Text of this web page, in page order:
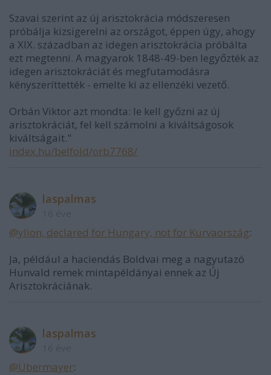
Szavai szerint az új arisztokrácia módszeresen
próbálja kizsigerelni az országot, éppen úgy, ahogy
a XIX. században az idegen arisztokrácia próbálta
ezt megtenni. A magyarok 1848-49-ben legyőzték az
idegen arisztokráciát és megfutamodásra
kényszeríttették - emelte ki az ellenzéki vezető.
Orbán Viktor azt mondta: le kell győzni az új
arisztokráciát, fel kell számolni a kiváltságosok
kiváltságait."
index.hu/belfold/orb7768/
laspalmas
@ylion, declared for Hungary, not for Kurvaország:
Ja, például a haciendás Boldvai meg a nagyutazó
Hunvald remek mintapéldányai ennek az Új
Arisztokráciának.
laspalmas
@Übermayer: